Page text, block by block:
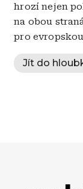
hrozí nejen
na obou
pro
Jít do